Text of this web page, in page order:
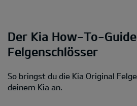
Der Kia How-To-
Felgenschlösser
So bringst du die Kia Original
deinem Kia an.